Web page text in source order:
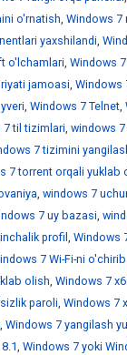
o'rnatish, Windows 7
yaxshilandi,
o'lchamlari, Windows
jamoasi, Windows
, Windows 7 Telnet,
7 til tizimlari, windows
7 tizimini
7 torrent orqali yuklab
, windows 7
7 uy bazasi,
profil , Windows
7 Wi-Fi-ni
olish, Windows 7
paroli, Windows 7
, Windows 7 yangilash
, Windows 7 yoki